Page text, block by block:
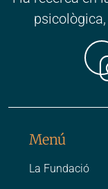
Menú
La Fundació